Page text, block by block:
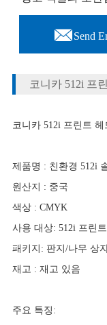
Send
코니카 512i 프
코니카 512i 프린트
제품명 : 친환경 512i
원산지 : 중국
색상 : CMYK
사용 대상: 512i 프린
패키지: 판지/나무 상
재고 : 재고 있음
주요 특징: